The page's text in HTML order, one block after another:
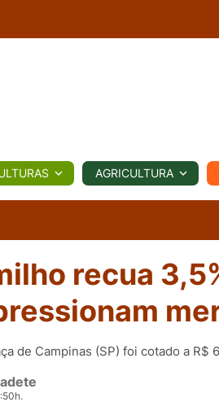
NOTÍCIAS
Eventos
e
Vídeos
AGRICULTURA
recua
de Campinas (SP) foi cotado a R$